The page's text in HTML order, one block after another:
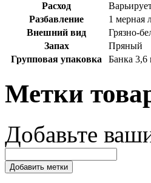
Расход
Разбавление
1 мерная
Внешний вид
Грязно-
Запах
Пряный
Групповая упаковка
Банка 3,6
Метки
Добавьте
Добавить метки